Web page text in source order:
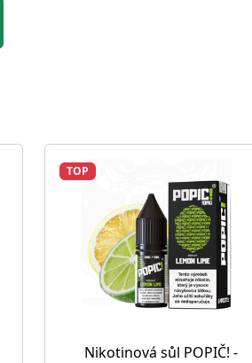
TOP
Nikotinová sůl POPIČ! -